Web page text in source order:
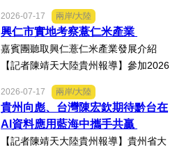
及國際評審專家所參與為期四天，由國
科會舉辦的「貝蒙論壇」，實地交流活
動走訪臺南楠西地震及丹娜絲風災區，
慈濟動員資金與萬人次的復原...
2026-07-17 兩岸/大陸
興仁市實地考察薏仁米產業
嘉賓團聽取興仁薏仁米產業發展介紹
【記者陳靖天大陸貴州報導】參加2026
貴州·臺灣經貿交流合作懇談會、黔台特
色產業助力鄉村振興對接會的臺灣嘉賓
組團，7月15日，到興仁市實地考察，深
入調研興仁薏仁米...
2026-07-17 兩岸/大陸
貴州向彪、台灣陳宏欽期待黔台在
AI資料應用藍海中攜手共贏
【記者陳靖天大陸貴州報導】貴州省大